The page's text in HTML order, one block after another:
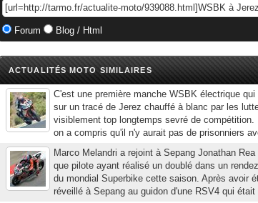
Forum Blog / Html
ACTUALITÉS MOTO SIMILAIRES
C'est une première manche WSBK électrique
sur un tracé de Jerez chauffé à blanc par les
visiblement top longtemps sevré de
on a compris qu'il n'y aurait pas de prisonniers
Marco Melandri a rejoint à Sepang Jonathan
que pilote ayant réalisé un doublé dans un
du mondial Superbike cette saison. Après avoir
réveillé à Sepang au guidon d'une RSV4 qui